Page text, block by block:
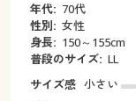
年代: 70代
性別: 女性
身長: 150～155cm
普段のサイズ: LL
サイズ感 小さい